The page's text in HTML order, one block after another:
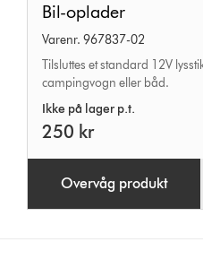
oplader
Bil-oplader
Varenr. 967837-02
Tilsluttes et standard 12V
campingvogn eller båd.
Ikke på lager p.t.
250 kr
Overvåg produkt